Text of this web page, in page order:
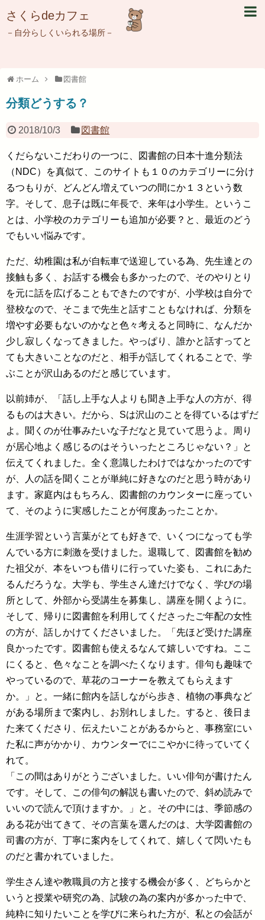
さくらdeカフェ
－自分らしくいられる場所－
ホーム 図書館
分類どうする？
2018/10/3 図書館
くだらないこだわりの一つに、図書館の日本十進分類法
（NDC）を真似て、このサイトも１０のカテゴリーに分け
るつもりが、どんどん増えていつの間にか１３という数
字。そして、息子は既に年長で、来年は小学生。というこ
とは、小学校のカテゴリーも追加が必要？と、最近のどう
でもいい悩みです。
ただ、幼稚園は私が自転車で送迎している為、先生達との
接触も多く、お話する機会も多かったので、そのやりとり
を元に話を広げることもできたのですが、小学校は自分で
登校なので、そこまで先生と話すこともなければ、分類を
増やす必要もないのかなと色々考えると同時に、なんだか
少し寂しくなってきました。やっぱり、誰かと話すってと
ても大きいことなのだと、相手が話してくれることで、学
ぶことが沢山あるのだと感じています。
以前姉が、「話し上手な人よりも聞き上手な人の方が、得
るものは大きい。だから、Sは沢山のことを得ているはずだ
よ。聞くのが仕事みたいな子だなと見ていて思うよ。周り
が居心地よく感じるのはそういったところじゃない？」と
伝えてくれました。全く意識したわけではなかったのです
が、人の話を聞くことが単純に好きなのだと思う時があり
ます。家庭内はもちろん、図書館のカウンターに座ってい
て、そのように実感したことが何度あったことか。
生涯学習という言葉がとても好きで、いくつになっても学
んでいる方に刺激を受けました。退職して、図書館を勧め
た祖父が、本をいつも借りに行っていた姿も、これにあた
るんだろうな。大学も、学生さん達だけでなく、学びの場
所として、外部から受講生を募集し、講座を開くように。
そして、帰りに図書館を利用してくださったご年配の女性
の方が、話しかけてくださいました。「先ほど受けた講座
良かったです。図書館も使えるなんて嬉しいですね。ここ
にくると、色々なことを調べたくなります。俳句も趣味で
やっているので、草花のコーナーを教えてもらえます
か。」と。一緒に館内を話しながら歩き、植物の事典など
がある場所まで案内し、お別れしました。すると、後日ま
た来てくださり、伝えたいことがあるからと、事務室にい
た私に声がかかり、カウンターでにこやかに待っていてく
れて。
「この間はありがとうございました。いい俳句が書けたん
です。そして、この俳句の解説も書いたので、斜め読みで
いいので読んで頂けますか。」と。その中には、季節感の
ある花が出てきて、その言葉を選んだのは、大学図書館の
司書の方が、丁寧に案内をしてくれて、嬉しくて閃いたも
のだと書かれていました。
学生さん達や教職員の方と接する機会が多く、どちらかと
いうと授業や研究の為、試験の為の案内が多かった中で、
純粋に知りたいことを学びに来られた方が、私との会話が